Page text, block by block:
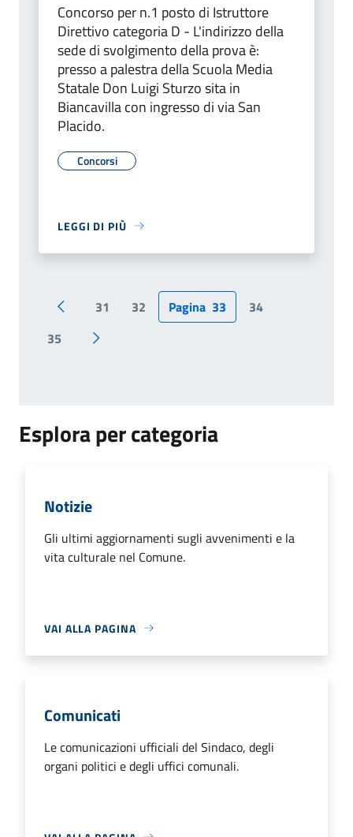
Concorso per n.1 posto di Istruttore
Direttivo categoria D - L'indirizzo della
sede di svolgimento della prova è:
presso a palestra della Scuola Media
Statale Don Luigi Sturzo sita in
Biancavilla con ingresso di via San
Placido.
Concorsi
LEGGI DI PIÙ
Pagina precedente
31 32 Pagina 33
34
35
Pagina successiva
Esplora per categoria
Notizie
Gli ultimi aggiornamenti sugli avvenimenti e la
vita culturale nel Comune.
VAI ALLA PAGINA
Comunicati
Le comunicazioni ufficiali del Sindaco, degli
organi politici e degli uffici comunali.